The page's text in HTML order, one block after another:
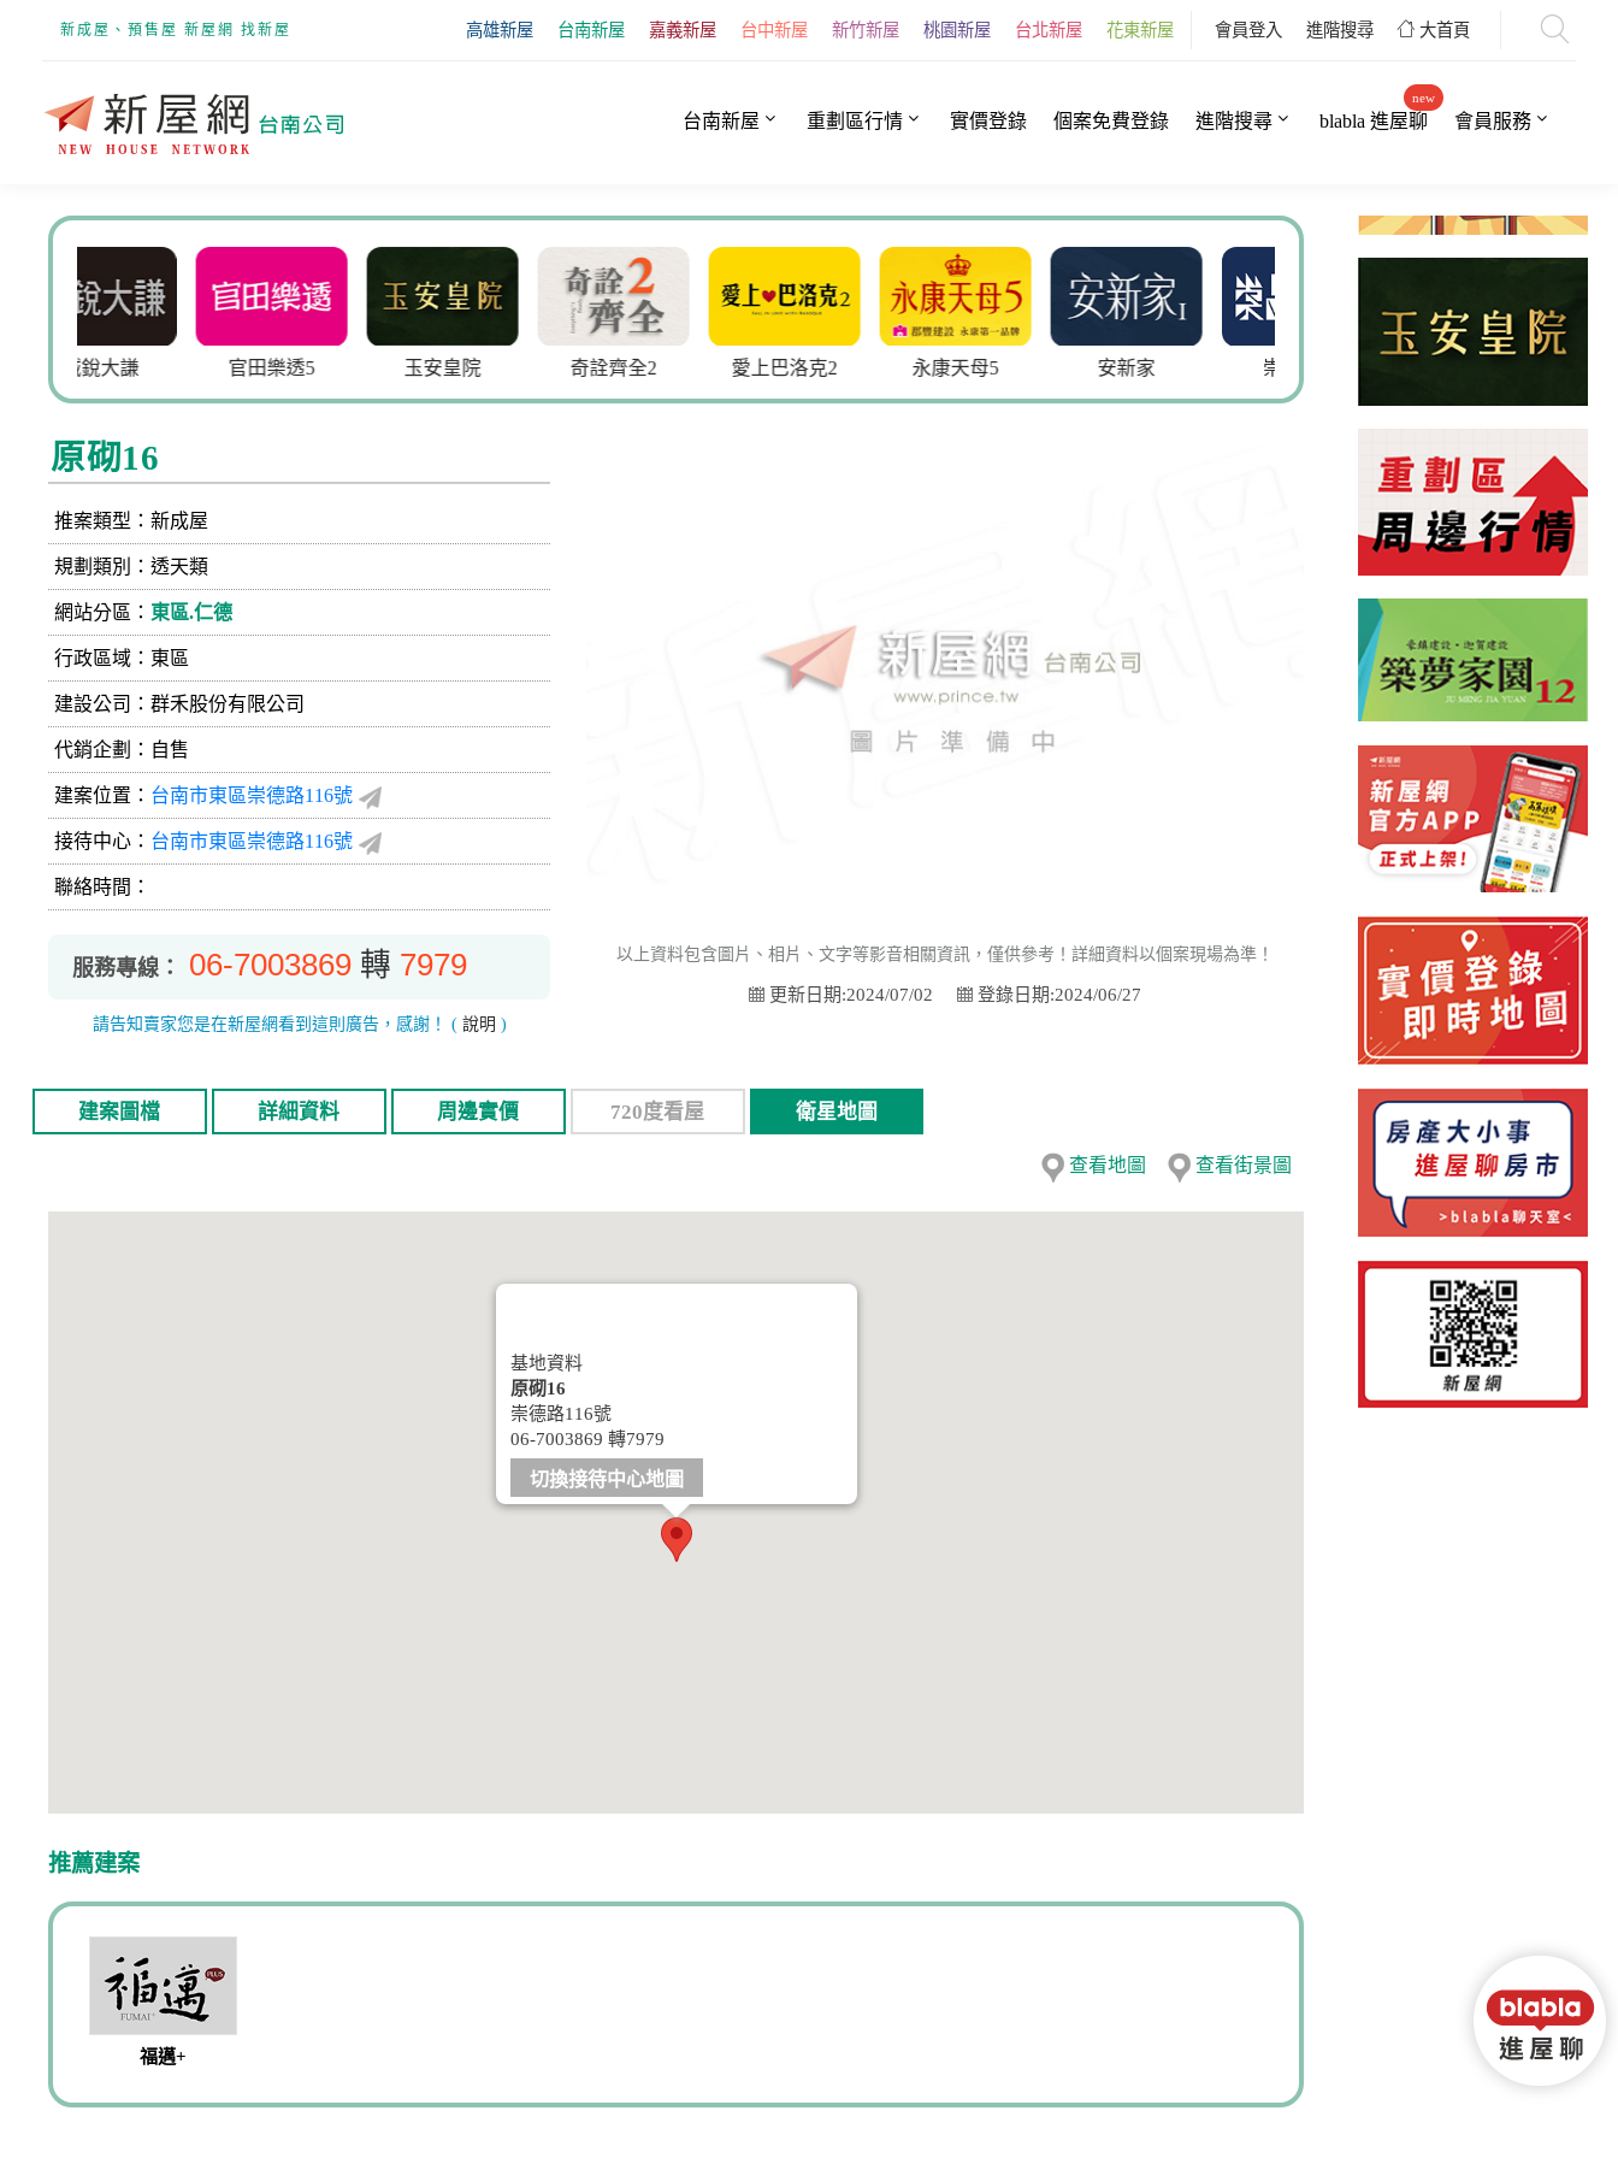
新成屋、預售屋 新屋網 找新屋 高雄新屋 台南新屋 嘉義新屋 台中新屋 新竹新屋 桃園新屋 台北新屋 花東新屋 會員登入 進階搜尋 大首頁
台南新屋 重劃區行情 實價登錄 個案免費登錄 進階搜尋 blabla 進屋聊
new
會員服務
官田樂透5 玉安皇院 奇詮齊全2 愛上巴洛克2 永康天母5 安新家
原砌16
推案類型：新成屋
規劃類別：透天類
網站分區： 東區.仁德
行政區域：東區
建設公司： 群禾股份有限公司
代銷企劃：自售
建案位置： 台南市東區崇德路116號
接待中心： 台南市東區崇德路116號
聯絡時間：
服務專線： 06-7003869 轉 7979
請告知賣家您是在新屋網看到這則廣告，感謝！ ( 說明 )
以上資料包含圖片、相片、文字等影音相關資訊，僅供參考！詳細資料以個案現場為準！
更新日期:2024/07/02 登錄日期:2024/06/27
建案圖檔 詳細資料 周邊實價 720度看屋 衛星地圖
查看地圖 查看街景圖
基地資料
原砌16
崇德路116號
06-7003869 轉7979
切換接待中心地圖
推薦建案
福邁+